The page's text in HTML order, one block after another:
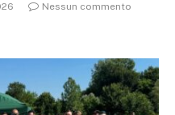
Nessun commento